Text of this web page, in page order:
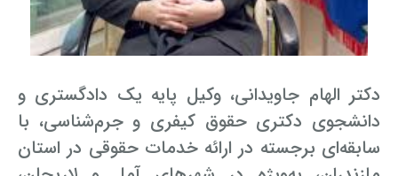
دکتر الهام جاویدانی، وکیل پایه یک دادگستری و
دانشجوی دکتری حقوق کیفری و جرم‌شناسی، با
سابقه‌ای برجسته در ارائه خدمات حقوقی در استان